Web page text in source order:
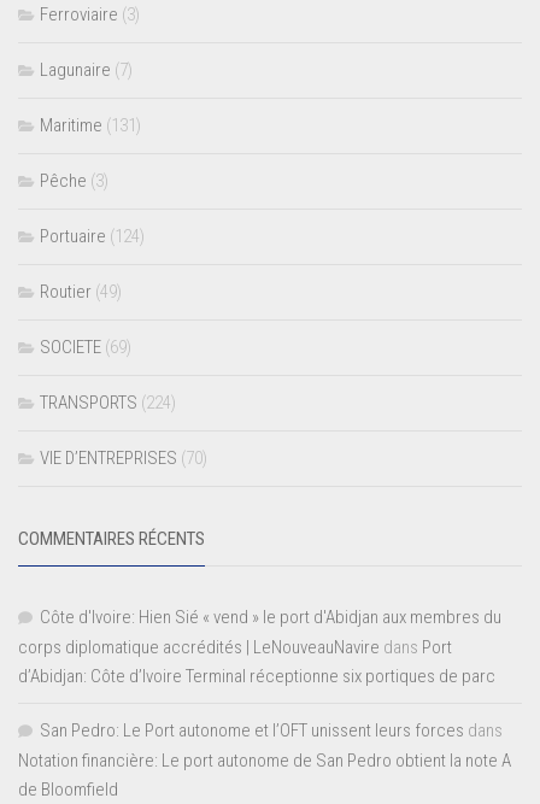
Ferroviaire (3)
Lagunaire (7)
Maritime (131)
Pêche (3)
Portuaire (124)
Routier (49)
SOCIETE (69)
TRANSPORTS (224)
VIE D’ENTREPRISES (70)
COMMENTAIRES RÉCENTS
Côte d'Ivoire: Hien Sié « vend » le port d'Abidjan aux membres du
corps diplomatique accrédités | LeNouveauNavire dans Port
d’Abidjan: Côte d’Ivoire Terminal réceptionne six portiques de parc
San Pedro: Le Port autonome et l’OFT unissent leurs forces dans
Notation financière: Le port autonome de San Pedro obtient la note A
de Bloomfield